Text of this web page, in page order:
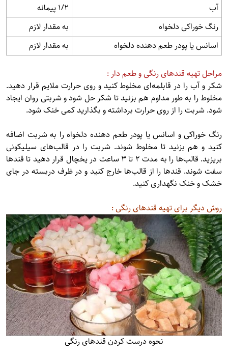
آب
1/2 پیمانه
رنگ خوراکی دلخواه
به مقدار لازم
اسانس یا پودر طعم دهنده دلخواه
به مقدار لازم
مراحل تهیه قندهای رنگی و طعم دار :
شکر و آب را در قابلمه‌ای مخلوط کنید و روی حرارت ملایم قرار دهید.
مخلوط را به طور مداوم هم بزنید تا شکر حل شود و شربتی روان ایجاد
شود. شربت را از روی حرارت برداشته و بگذارید کمی خنک شود.
رنگ خوراکی و اسانس یا پودر طعم دهنده دلخواه را به شربت اضافه
کنید و هم بزنید تا مخلوط شوند. شربت را در قالب‌های سیلیکونی
بریزید. قالب‌ها را به مدت 2 تا 3 ساعت در یخچال قرار دهید تا قندها
سفت شوند. قندها را از قالب‌ها خارج کنید و در ظرف دربسته در جای
خشک و خنک نگهداری کنید.
روش دیگر برای تهیه قندهای رنگی :
نحوه درست کردن قندهای رنگی